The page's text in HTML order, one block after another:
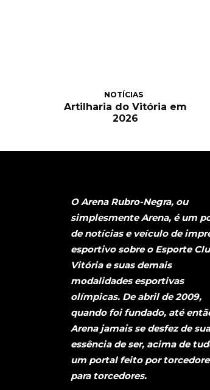
NOTÍCIAS
Artilharia do Vitória em
2026
O Arena Rubro-Negra, ou
simplesmente Arena, é um
de notícias e veículo de
esportivo sobre o Esporte
Vitória e suas demais
modalidades esportivas
olímpicas. De abril de 2009,
quando foi fundado, até
Arena jamais se desfez de sua
essência de ser, acima de
um portal feito por
para torcedores.